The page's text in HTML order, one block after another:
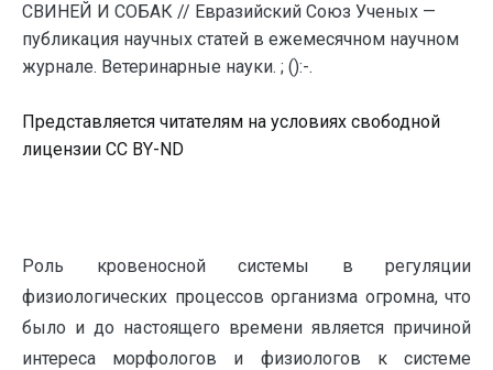
СВИНЕЙ И СОБАК // Евразийский Союз Ученых —
публикация научных статей в ежемесячном научном
журнале. Ветеринарные науки. ; ():-.
Представляется читателям на условиях свободной
лицензии CC BY-ND
Роль кровеносной системы в регуляции
физиологических процессов организма огромна, что
было и до настоящего времени является причиной
интереса морфологов и физиологов к системе